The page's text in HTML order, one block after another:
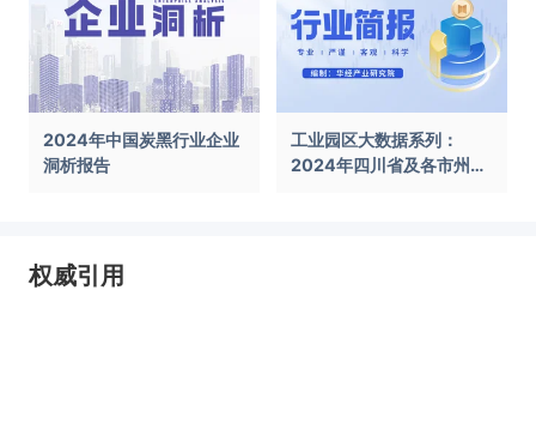
2024年中国炭黑行业企业
洞析报告
工业园区大数据系列：
2024年四川省及各市州工
权威引用